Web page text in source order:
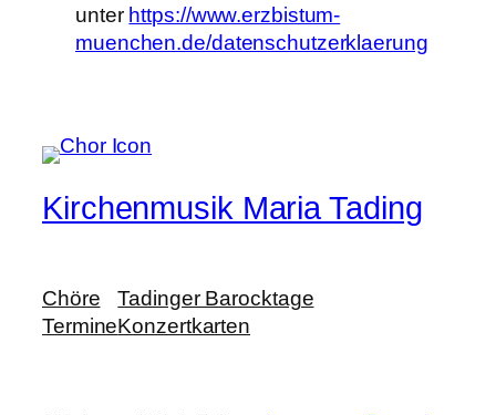
unter https://www.erzbistum-
muenchen.de/datenschutzerklaerung
Kirchenmusik Maria Tading
Chöre
Termine
Tadinger Barocktage
Konzertkarten